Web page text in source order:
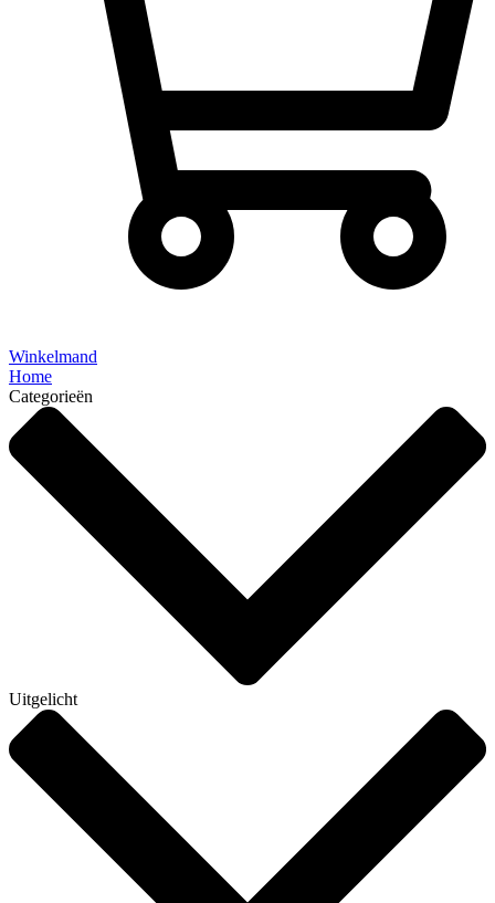
Winkelmand
Home
Categorieën
Uitgelicht